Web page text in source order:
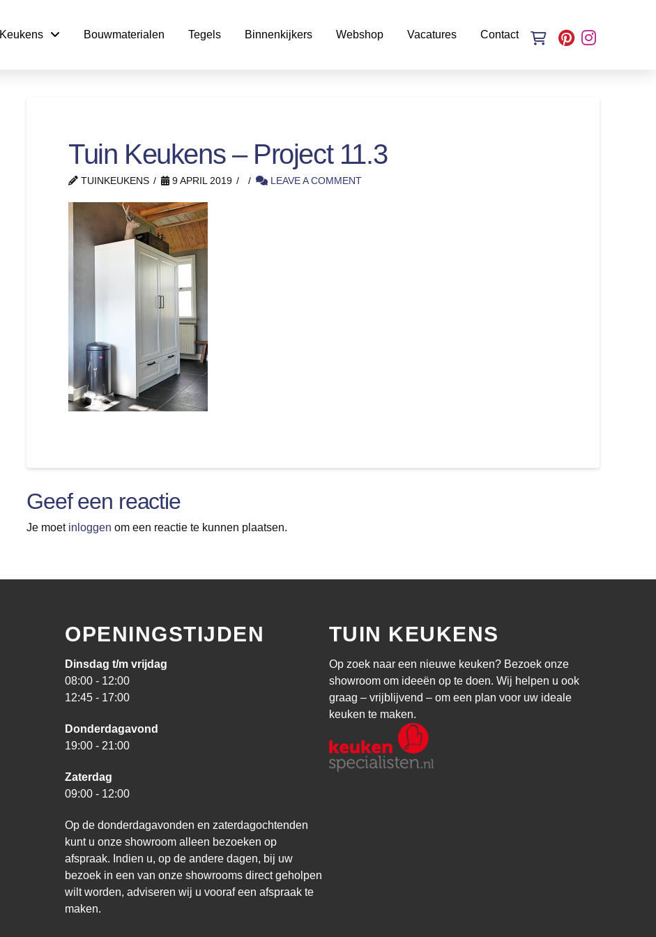
Keukens Bouwmaterialen Tegels Binnenkijkers Webshop Vacatures Contact
Tuin Keukens – Project 11.3
TUINKEUKENS 9 APRIL 2019 LEAVE A COMMENT
Geef een reactie
Je moet inloggen om een reactie te kunnen plaatsen.
OPENINGSTIJDEN
Dinsdag t/m vrijdag
08:00 - 12:00
12:45 - 17:00
Donderdagavond
19:00 - 21:00
Zaterdag
09:00 - 12:00
Op de donderdagavonden en zaterdagochtenden
kunt u onze showroom alleen bezoeken op
afspraak. Indien u, op de andere dagen, bij uw
bezoek in een van onze showrooms direct geholpen
wilt worden, adviseren wij u vooraf een afspraak te
maken.
TUIN KEUKENS
Op zoek naar een nieuwe keuken? Bezoek onze
showroom om ideeën op te doen. Wij helpen u ook
graag – vrijblijvend – om een plan voor uw ideale
keuken te maken.